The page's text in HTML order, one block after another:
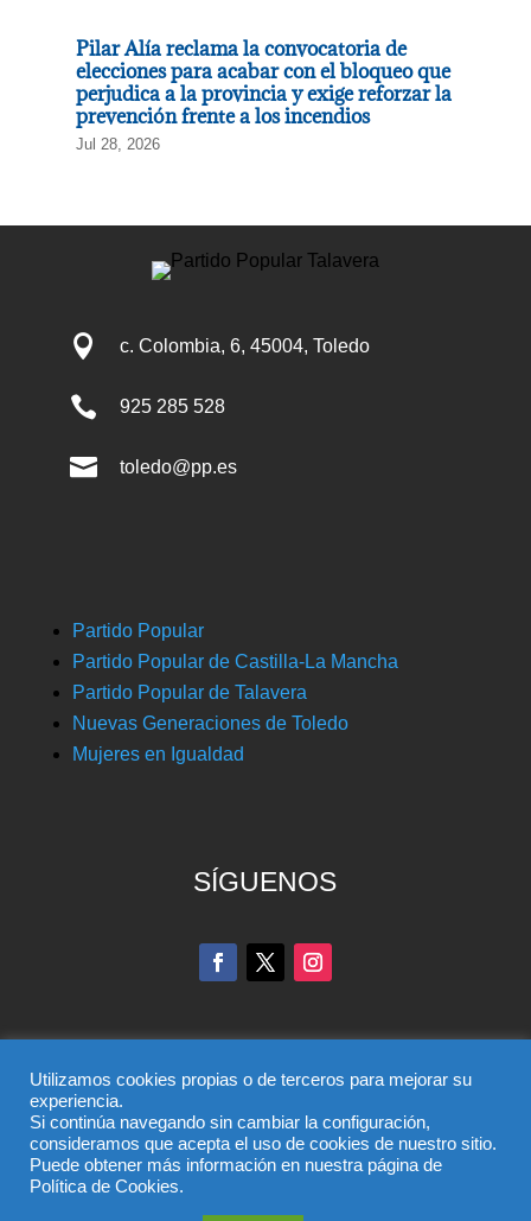
Pilar Alía reclama la convocatoria de
elecciones para acabar con el bloqueo que
perjudica a la provincia y exige reforzar la
prevención frente a los incendios
Jul 28, 2026
 c. Colombia, 6, 45004, Toledo
 925 285 528
 toledo@pp.es
Partido Popular
Partido Popular de Castilla-La Mancha
Partido Popular de Talavera
Nuevas Generaciones de Toledo
Mujeres en Igualdad
SÍGUENOS
© Partido Popular de Toledo – C/ Colombia, 6, 45004,
Toledo, Teléfono 925 285 528
El uso de este sitio implica la aceptación del
Utilizamos cookies propias o de terceros para mejorar su
experiencia.
Si continúa navegando sin cambiar la configuración,
consideramos que acepta el uso de cookies de nuestro sitio.
Puede obtener más información en nuestra página de
Política de Cookies.